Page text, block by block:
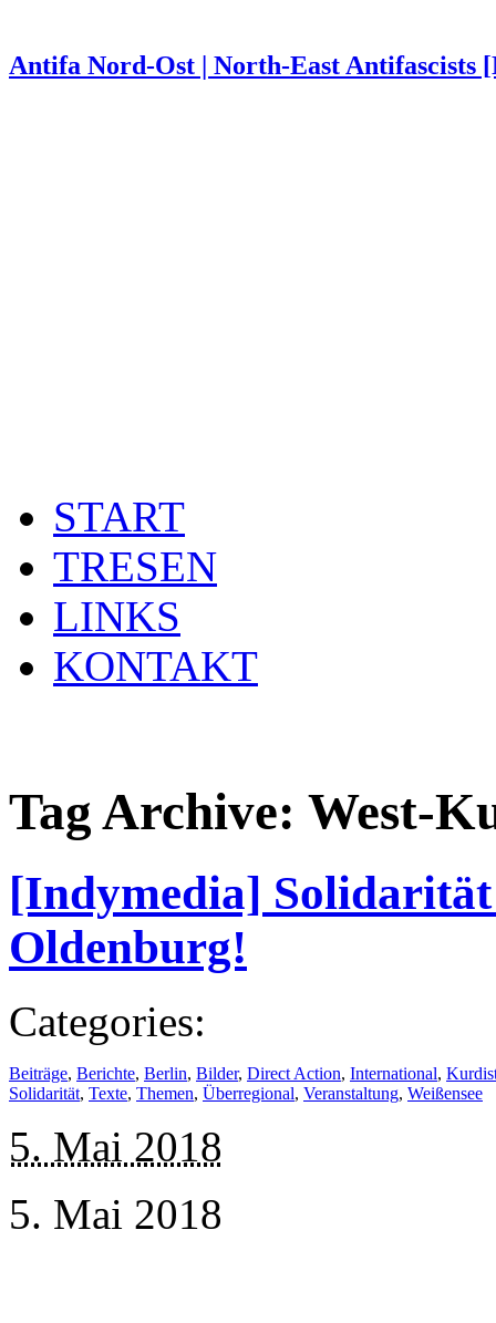
Antifa Nord-Ost | North-East Antifascists
START
TRESEN
LINKS
KONTAKT
Tag Archive: West-
[Indymedia]
Oldenburg!
Categories:
Beiträge, Berichte, Berlin, Bilder, Direct Action, International,
Solidarität, Texte, Themen, Überregional, Veranstaltung, Weißensee
5. Mai 2018
5. Mai 2018